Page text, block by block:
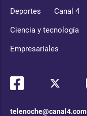
Deportes Canal 4
Ciencia y tecnología
Empresariales